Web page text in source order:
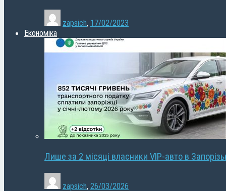
zapsich, 17/02/2023
Економіка
Лише за 2 місяці власники VIP-авто в
zapsich, 26/03/2026